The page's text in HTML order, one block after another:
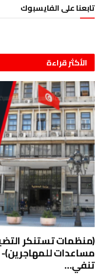
تابعنا على الفايسبوك
الأكثر قراءة
(منظمات تستنكر
مساعدات للمهاجرين)-
تنفي…